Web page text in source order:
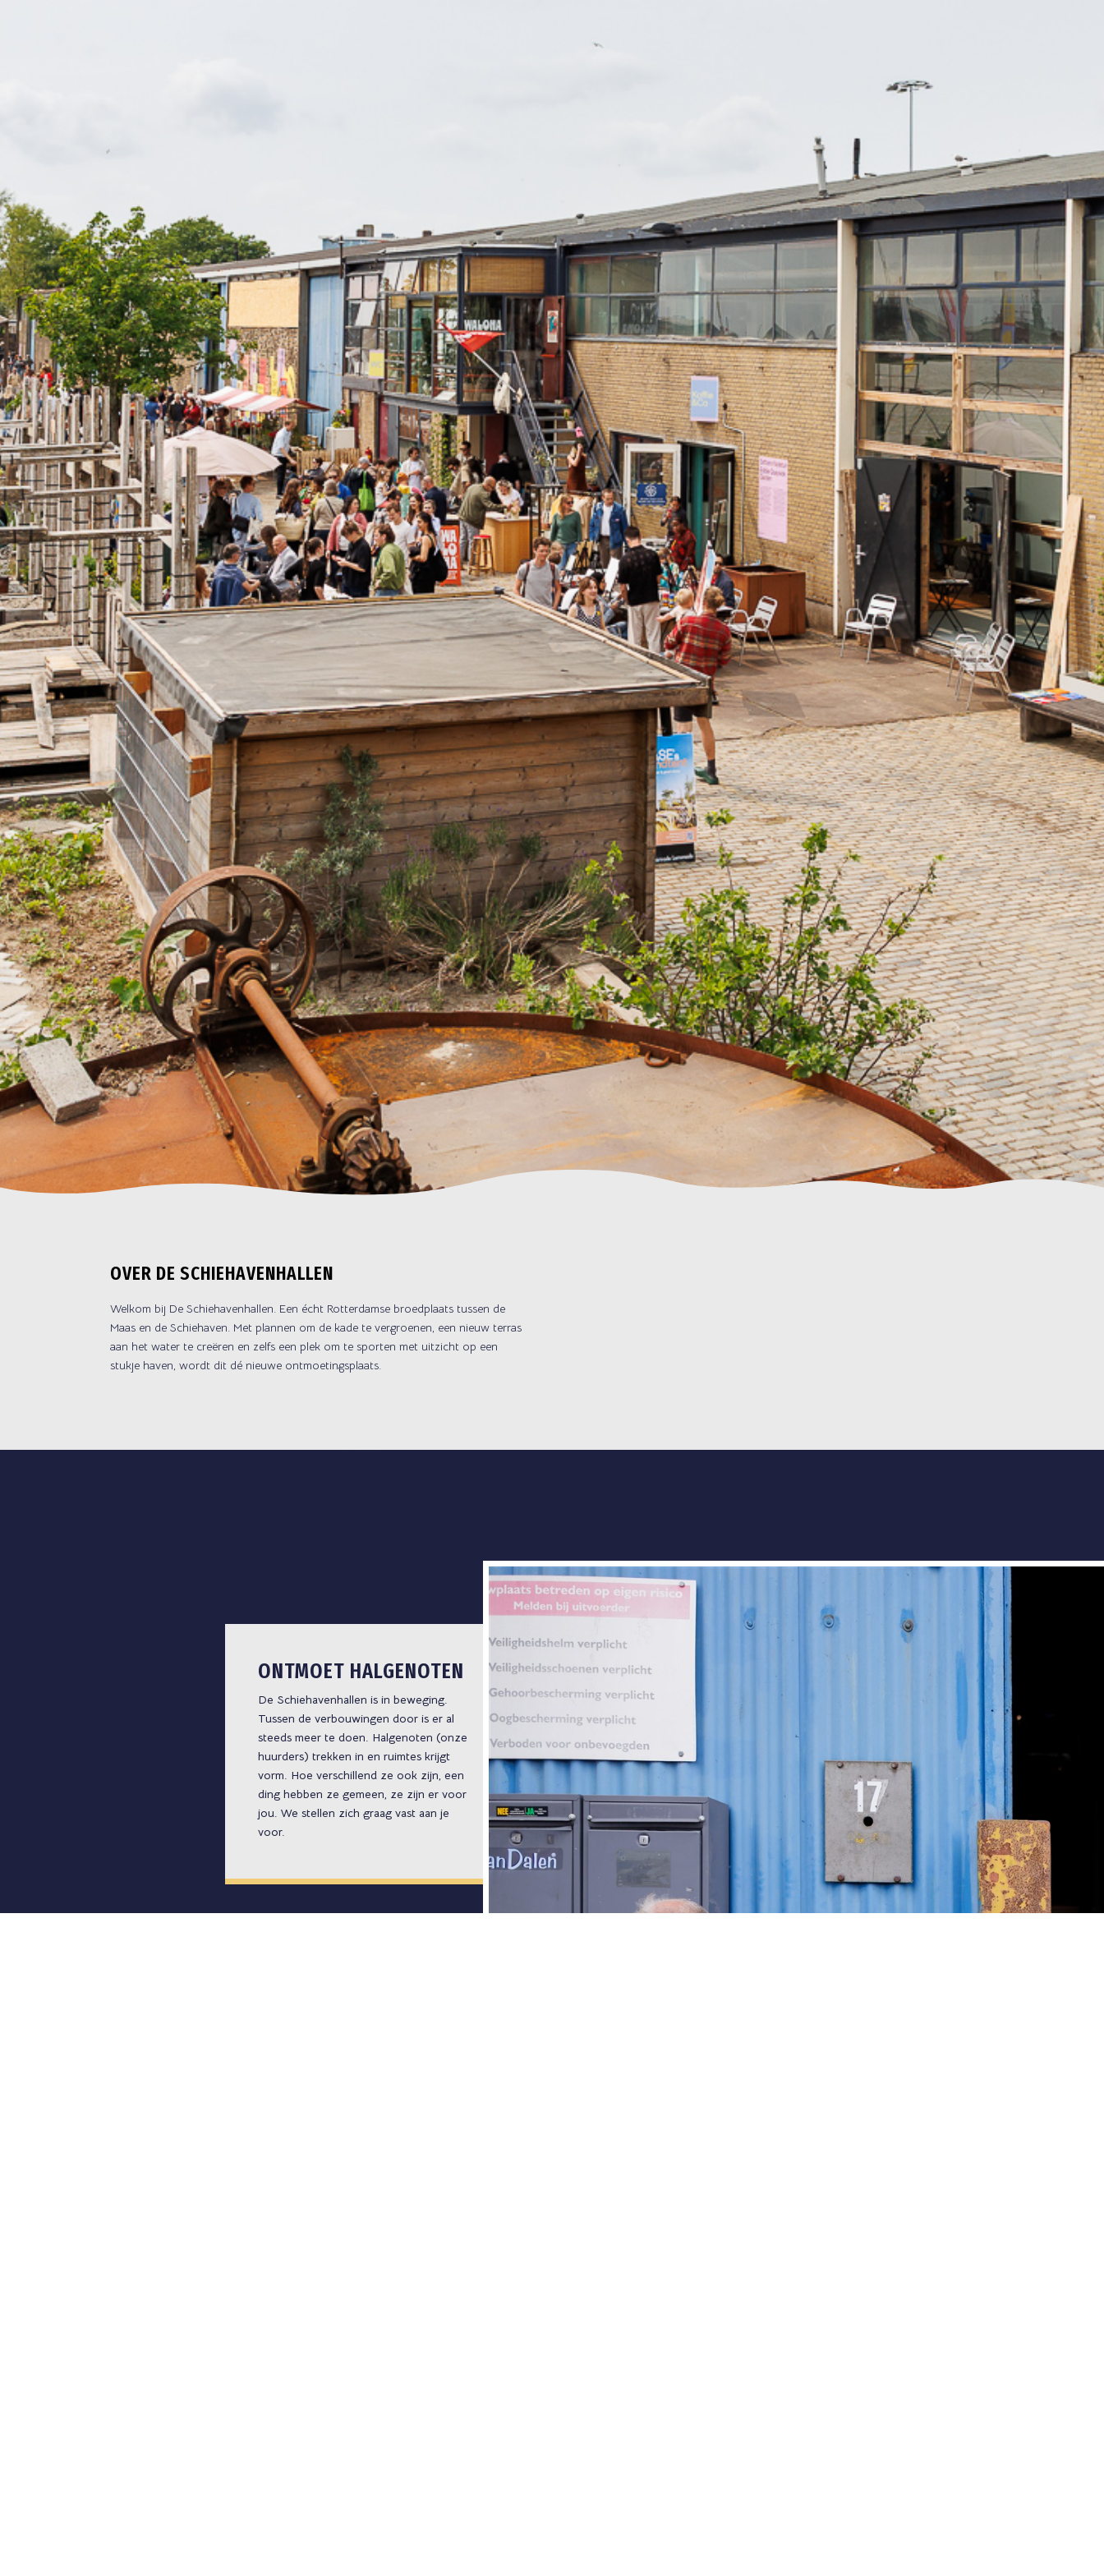
OVER DE SCHIEHAVENHALLEN
Welkom bij De Schiehavenhallen. Een écht Rotterdamse broedplaats tussen de
Maas en de Schiehaven. Met plannen om de kade te vergroenen, een nieuw terras
aan het water te creëren en zelfs een plek om te sporten met uitzicht op een
stukje haven, wordt dit dé nieuwe ontmoetingsplaats.
ONTMOET HALGENOTEN
De Schiehavenhallen is in beweging.
Tussen de verbouwingen door is er al
steeds meer te doen. Halgenoten (onze
huurders) trekken in en ruimtes krijgt
vorm. Hoe verschillend ze ook zijn, een
ding hebben ze gemeen, ze zijn er voor
jou. We stellen zich graag vast aan je
voor.